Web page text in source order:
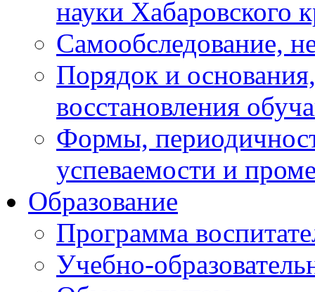
науки Хабаровского
Самообследование,
Порядок и
восстановления
Формы,
успеваемости и
Образование
Программа
Учебно-